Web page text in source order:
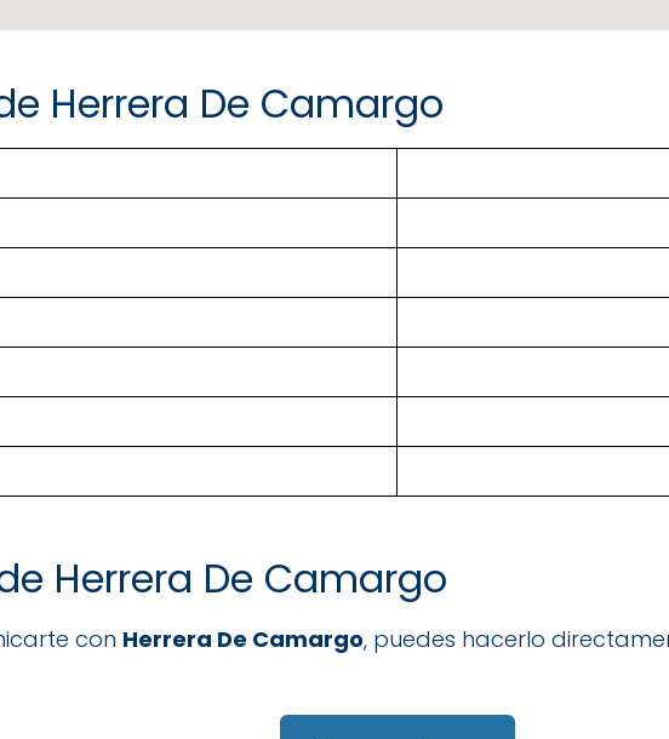
Herrera De Camargo
Herrera De Camargo
con Herrera De Camargo, puedes hacerlo